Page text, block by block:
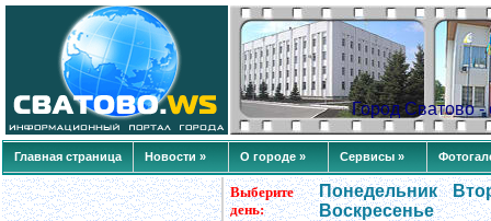
Город Сватово
Главная страница Новости » О городе » Сервисы »
Выберите
день:
Понедельник
Воскресенье